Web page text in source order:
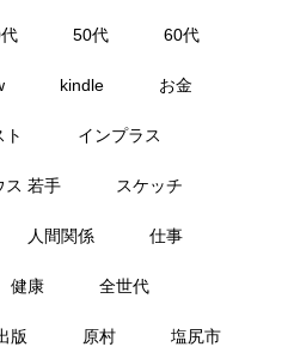
50代 60代
kindle お金
ト インプラス
ス 若手 スケッチ
人間関係 仕事
健康 全世代
版 原村 塩尻市